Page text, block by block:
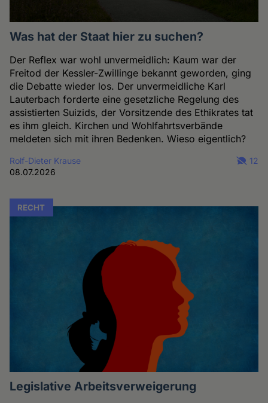
Was hat der Staat hier zu suchen?
Der Reflex war wohl unvermeidlich: Kaum war der
Freitod der Kessler-Zwillinge bekannt geworden, ging
die Debatte wieder los. Der unvermeidliche Karl
Lauterbach forderte eine gesetzliche Regelung des
assistierten Suizids, der Vorsitzende des Ethikrates tat
es ihm gleich. Kirchen und Wohlfahrtsverbände
meldeten sich mit ihren Bedenken. Wieso eigentlich?
Rolf-Dieter Krause
08.07.2026
12
RECHT
Legislative Arbeitsverweigerung